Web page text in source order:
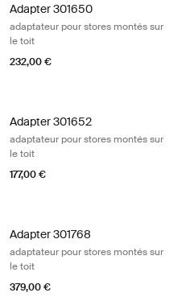
Adapter 301650
adaptateur pour stores montés sur
le toit
232,00 €
Adapter 301652
adaptateur pour stores montés sur
le toit
177,00 €
Adapter 301768
adaptateur pour stores montés sur
le toit
379,00 €